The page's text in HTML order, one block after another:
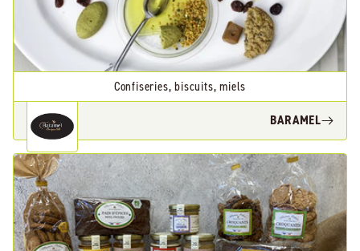
Confiseries, biscuits, miels
BARAMEL